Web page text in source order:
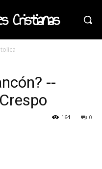
Cristianas
--
0
164